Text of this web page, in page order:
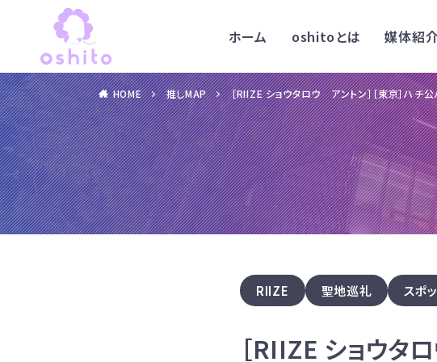
ホーム oshitoとは 媒体紹
HOME 推しMAP ［RIIZE ショウタロウ アントン］［東京］ハチ
RIIZE 聖地巡礼 スポ
［RIIZE ショウタ